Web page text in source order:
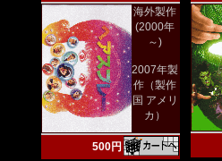
海外製作
(2000年
～)
2007年製
作（製作
国 アメリ
カ）
500円